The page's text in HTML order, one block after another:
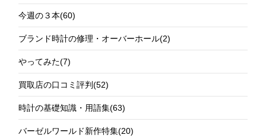
今週の３本(60)
ブランド時計の修理・オーバーホール(2)
やってみた(7)
買取店の口コミ評判(52)
時計の基礎知識・用語集(63)
バーゼルワールド新作特集(20)